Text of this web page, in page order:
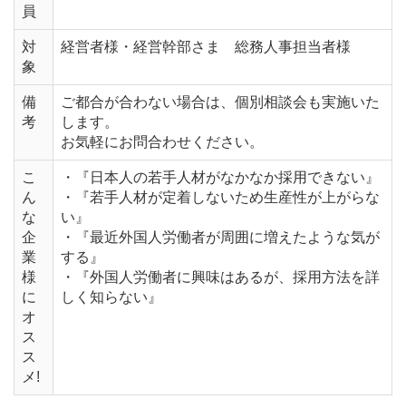
員
対
象
経営者様・経営幹部さま 総務人事担当者様
備
考
ご都合が合わない場合は、個別相談会も実施いた
します。
お気軽にお問合わせください。
こ
ん
な
企
業
様
に
オ
ス
ス
メ!
・『日本人の若手人材がなかなか採用できない』
・『若手人材が定着しないため生産性が上がらな
い』
・『最近外国人労働者が周囲に増えたような気が
する』
・『外国人労働者に興味はあるが、採用方法を詳
しく知らない』